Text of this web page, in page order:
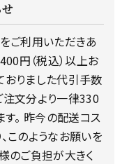
ご利用いただきあ
円（税込）以上お
りました代引手数
注文分より一律330
す。 昨今の配送コス
このようなお願いを
のご負担が大きく